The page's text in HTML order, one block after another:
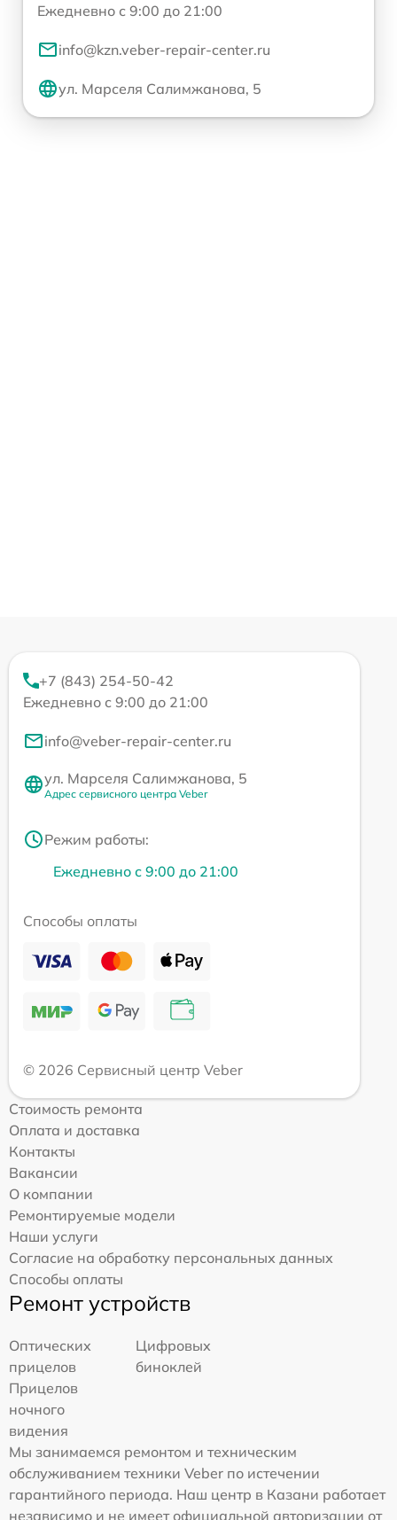
Ежедневно с 9:00 до 21:00
info@kzn.veber-repair-center.ru
ул. Марселя Салимжанова, 5
+7 (843) 254-50-42
Ежедневно с 9:00 до 21:00
info@veber-repair-center.ru
ул. Марселя Салимжанова, 5
Адрес сервисного центра Veber
Режим работы:
Ежедневно с 9:00 до 21:00
Способы оплаты
© 2026 Сервисный центр Veber
Стоимость ремонта
Оплата и доставка
Контакты
Вакансии
О компании
Ремонтируемые модели
Наши услуги
Согласие на обработку персональных данных
Способы оплаты
Ремонт устройств
Оптических
прицелов
Цифровых
биноклей
Прицелов
ночного
видения
Мы занимаемся ремонтом и техническим
обслуживанием техники Veber по истечении
гарантийного периода. Наш центр в Казани работает
независимо и не имеет официальной авторизации от